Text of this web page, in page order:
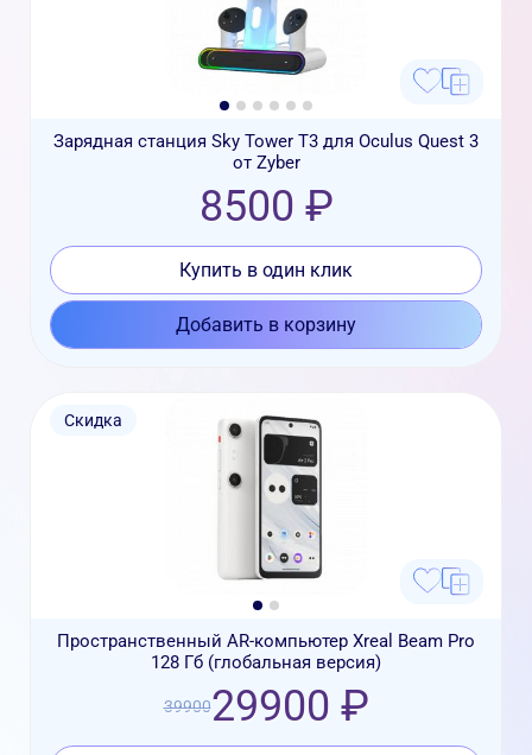
Зарядная станция Sky Tower T3 для Oculus Quest 3
от Zyber
8500 ₽
Купить в один клик
Добавить в корзину
Скидка
Пространственный AR-компьютер Xreal Beam Pro
128 Гб (глобальная версия)
3990029900 ₽